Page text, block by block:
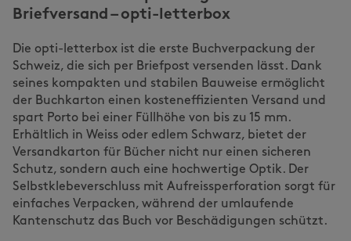
Briefversand – opti-letterbox
Die opti-letterbox ist die erste Buchverpackung der
Schweiz, die sich per Briefpost versenden lässt. Dank
seines kompakten und stabilen Bauweise ermöglicht
der Buchkarton einen kosteneffizienten Versand und
spart Porto bei einer Füllhöhe von bis zu 15 mm.
Erhältlich in Weiss oder edlem Schwarz, bietet der
Versandkarton für Bücher nicht nur einen sicheren
Schutz, sondern auch eine hochwertige Optik. Der
Selbstklebeverschluss mit Aufreissperforation sorgt für
einfaches Verpacken, während der umlaufende
Kantenschutz das Buch vor Beschädigungen schützt.